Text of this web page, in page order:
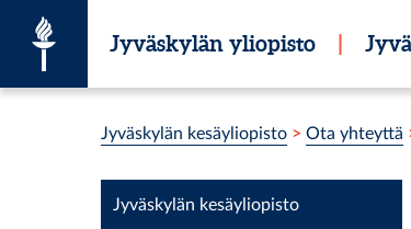
Jyväskylän yliopisto |
Jyväskylän kesäyliopisto > Ota yhteyttä
Jyväskylän kesäyliopisto